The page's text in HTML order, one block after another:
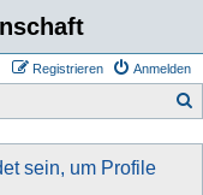
Anmelden
Registrieren
sein, um Profile